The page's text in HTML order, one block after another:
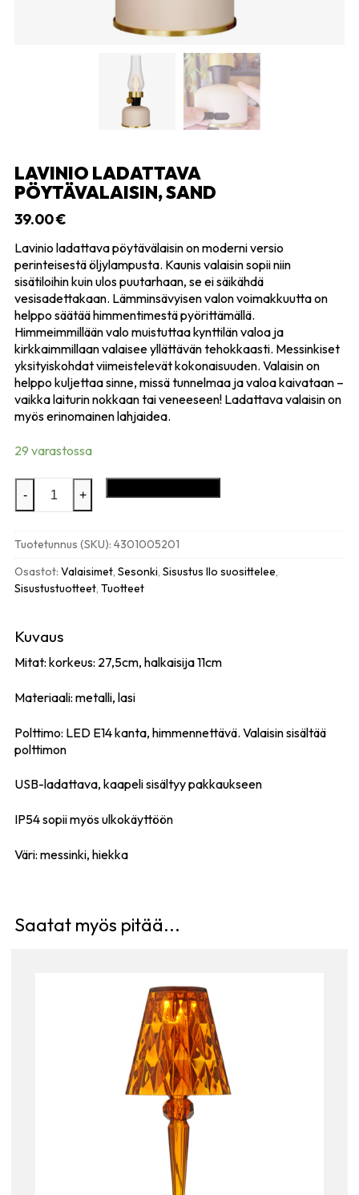
LAVINIO LADATTAVA
PÖYTÄVALAISIN, SAND
39.00€
Lavinio ladattava pöytävälaisin on moderni versio
perinteisestä öljylampusta. Kaunis valaisin sopii niin
sisätiloihin kuin ulos puutarhaan, se ei säikähdä
vesisadettakaan. Lämminsävyisen valon voimakkuutta on
helppo säätää himmentimestä pyörittämällä.
Himmeimmillään valo muistuttaa kynttilän valoa ja
kirkkaimmillaan valaisee yllättävän tehokkaasti. Messinkiset
yksityiskohdat viimeistelevät kokonaisuuden. Valaisin on
helppo kuljettaa sinne, missä tunnelmaa ja valoa kaivataan –
vaikka laiturin nokkaan tai veneeseen! Ladattava valaisin on
myös erinomainen lahjaidea.
29 varastossa
Lavinio
ladattava
määrä
- +
Tuotetunnus (SKU):4301005201
Osastot:Valaisimet,Sesonki,Sisustus Ilo suosittelee,
Sisustustuotteet,Tuotteet
Kuvaus
Mitat: korkeus: 27,5cm, halkaisija 11cm
Materiaali: metalli, lasi
Polttimo: LED E14 kanta, himmennettävä. Valaisin sisältää
polttimon
USB-ladattava, kaapeli sisältyy pakkaukseen
IP54 sopii myös ulkokäyttöön
Väri: messinki, hiekka
Saatat myös pitää...